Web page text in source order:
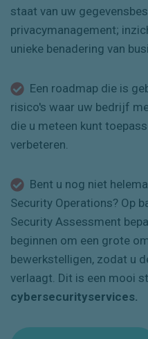
staat van uw
privacymanagement;
unieke benadering van
Een roadmap die is
risico's waar uw bedrijf
die u meteen kunt
verbeteren.
Bent u nog niet
Security Operations? Op
Security Assessment
beginnen om een grote
bewerkstelligen, zodat u
verlaagt. Dit is een mooi
cybersecurityservices.